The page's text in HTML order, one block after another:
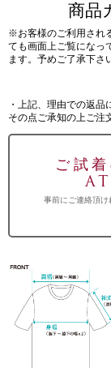
商品
※お客様のご利用され
ても画面上ご覧になっ
ます。予めご了承下さ
・上記、理由での返品
その点ご承知の上ご注
ご試
事前にご連絡頂